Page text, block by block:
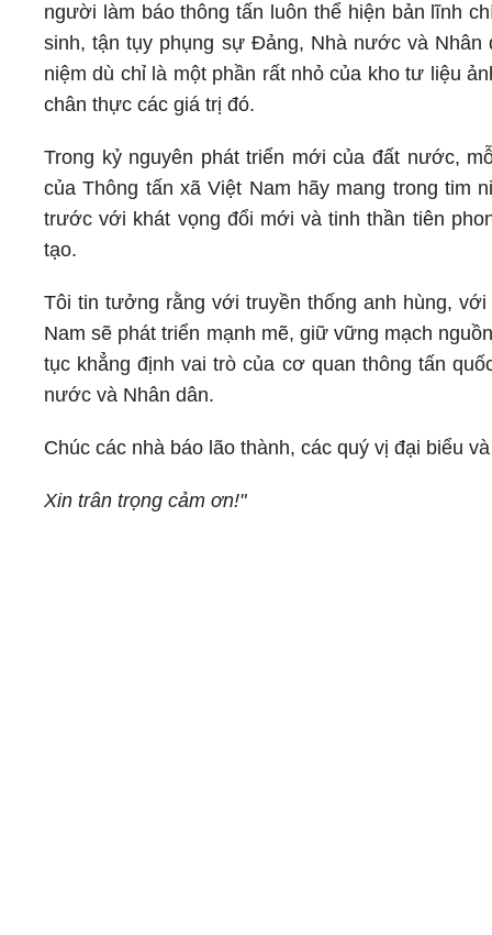
người làm báo thông tấn luôn thể hiện bản lĩnh
sinh, tận tụy phụng sự Đảng, Nhà nước và
niệm dù chỉ là một phần rất nhỏ của kho tư liệu
chân thực các giá trị đó.
Trong kỷ nguyên phát triển mới của đất nước,
của Thông tấn xã Việt Nam hãy mang trong tim
trước với khát vọng đổi mới và tinh thần tiên
tạo.
Tôi tin tưởng rằng với truyền thống anh hùng,
Nam sẽ phát triển mạnh mẽ, giữ vững mạch
tục khẳng định vai trò của cơ quan thông tấn
nước và Nhân dân.
Chúc các nhà báo lão thành, các quý vị đại biểu
Xin trân trọng cảm ơn!"